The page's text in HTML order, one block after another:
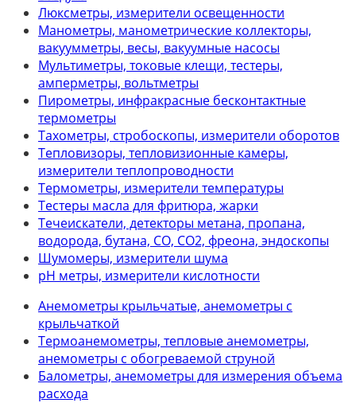
Люксметры, измерители освещенности
Манометры, манометрические коллекторы,
вакуумметры, весы, вакуумные насосы
Мультиметры, токовые клещи, тестеры,
амперметры, вольтметры
Пирометры, инфракрасные бесконтактные
термометры
Тахометры, стробоскопы, измерители оборотов
Тепловизоры, тепловизионные камеры,
измерители теплопроводности
Термометры, измерители температуры
Тестеры масла для фритюра, жарки
Течеискатели, детекторы метана, пропана,
водорода, бутана, СО, СО2, фреона, эндоскопы
Шумомеры, измерители шума
рН метры, измерители кислотности
Анемометры крыльчатые, анемометры с
крыльчаткой
Термоанемометры, тепловые анемометры,
анемометры с обогреваемой струной
Балометры, анемометры для измерения объема
расхода